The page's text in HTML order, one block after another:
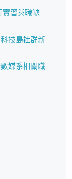
實習與職缺
技島社群新
媒系相關職